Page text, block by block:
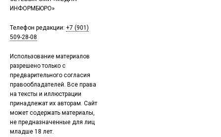
ИНФОРМБЮРО»
Телефон редакции: +7 (901)
509-28-08
Использование материалов
разрешено только с
предварительного согласия
правообладателей. Все права
на тексты и иллюстрации
принадлежат их авторам. Сайт
может содержать материалы,
не предназначенные для лиц
младше 18 лет.